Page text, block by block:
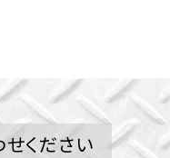
ください